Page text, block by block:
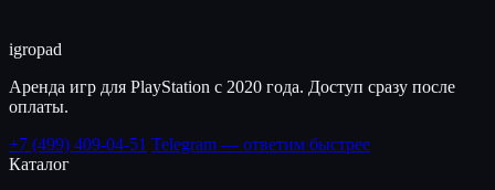
igropad
Аренда игр для PlayStation с 2020 года. Доступ сразу после
оплаты.
+7 (499) 409-04-51 Telegram — ответим быстрее
Каталог